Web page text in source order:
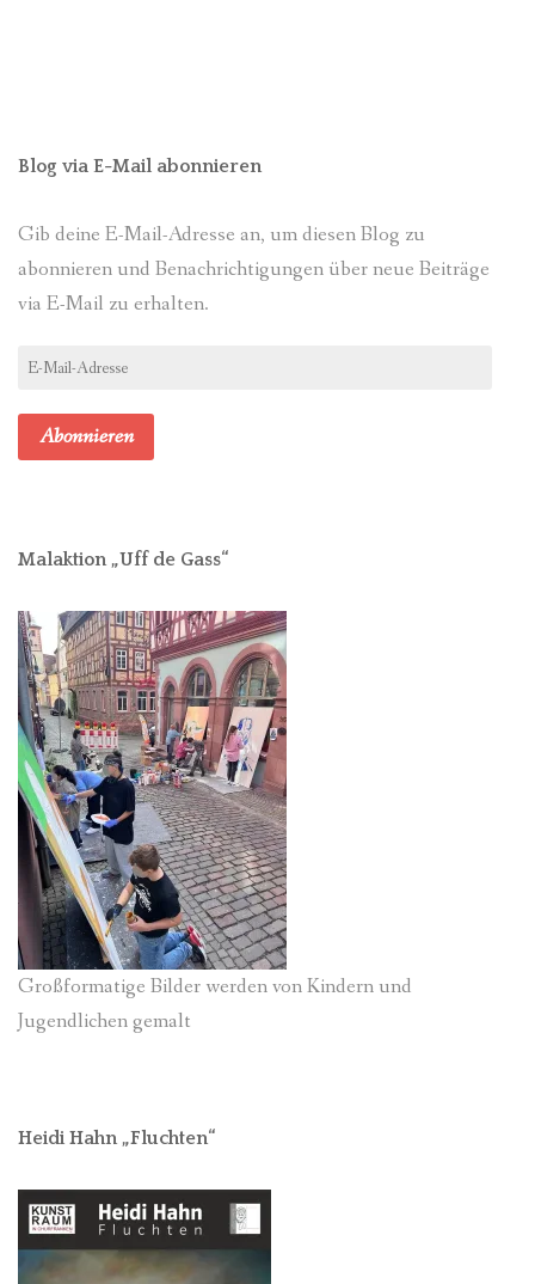
Blog via E-Mail abonnieren
Gib deine E-Mail-Adresse an, um diesen Blog zu
abonnieren und Benachrichtigungen über neue Beiträge
via E-Mail zu erhalten.
E-
Abonnieren
Malaktion „Uff de Gass“
Großformatige Bilder werden von Kindern und
Jugendlichen gemalt
Heidi Hahn „Fluchten“